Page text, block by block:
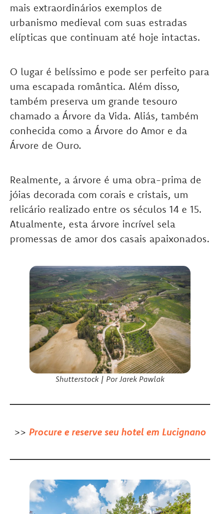
mais extraordinários exemplos de
urbanismo medieval com suas estradas
elípticas que continuam até hoje intactas.
O lugar é belíssimo e pode ser perfeito para
uma escapada romântica. Além disso,
também preserva um grande tesouro
chamado a Árvore da Vida. Aliás, também
conhecida como a Árvore do Amor e da
Árvore de Ouro.
Realmente, a árvore é uma obra-prima de
jóias decorada com corais e cristais, um
relicário realizado entre os séculos 14 e 15.
Atualmente, esta árvore incrível sela
promessas de amor dos casais apaixonados.
Shutterstock | Por Jarek Pawlak
>> Procure e reserve seu hotel em Lucignano